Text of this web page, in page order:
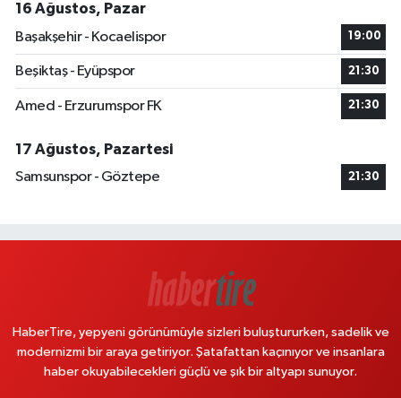
16 Ağustos, Pazar
Başakşehir - Kocaelispor
19:00
Beşiktaş - Eyüpspor 21:30
Amed - Erzurumspor FK 21:30
17 Ağustos, Pazartesi
Samsunspor - Göztepe
21:30
HaberTire, yepyeni görünümüyle sizleri buluştururken, sadelik ve
modernizmi bir araya getiriyor. Şatafattan kaçınıyor ve insanlara
haber okuyabilecekleri güçlü ve şık bir altyapı sunuyor.